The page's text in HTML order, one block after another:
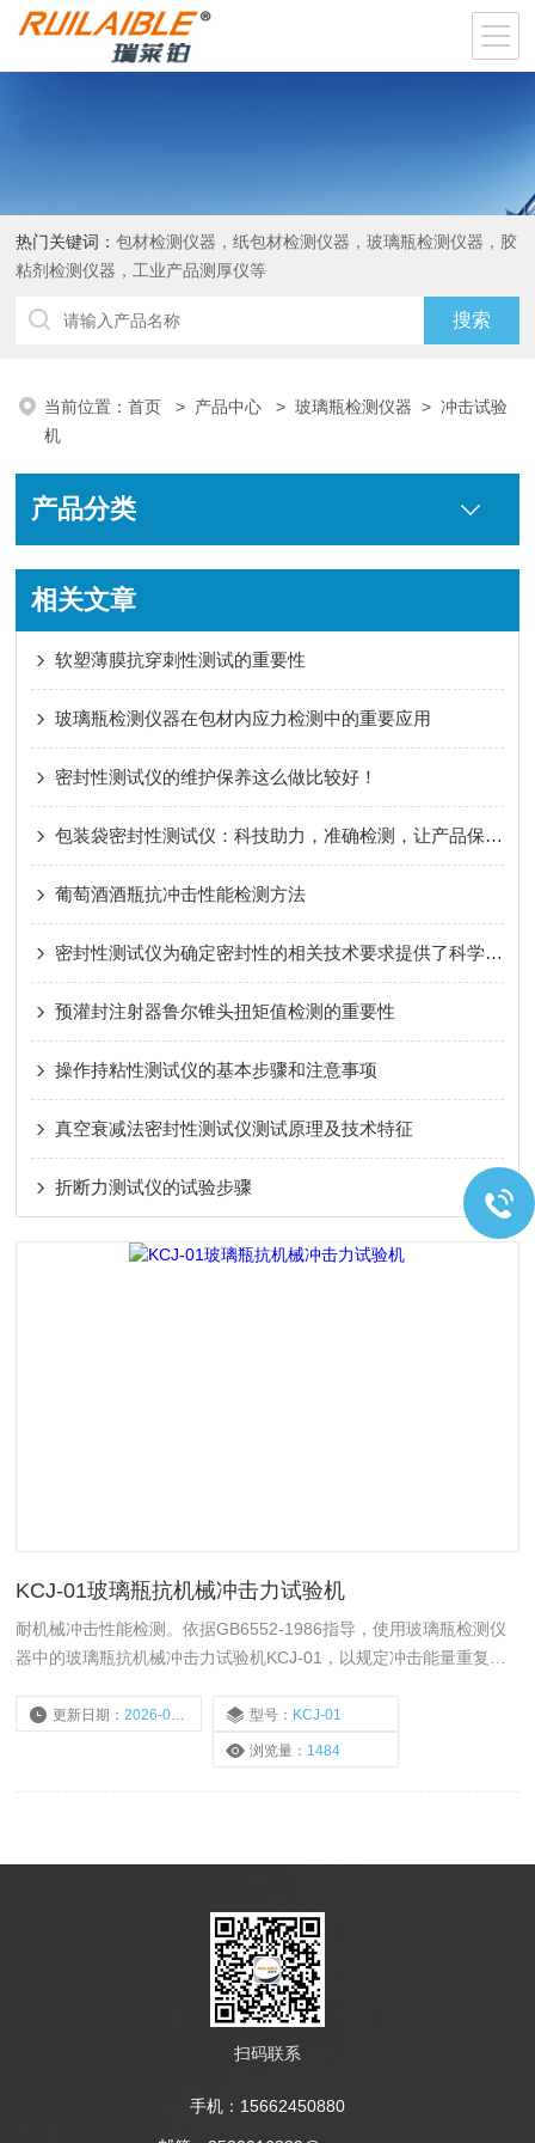
热门关键词：包材检测仪器，纸包材检测仪器，玻璃瓶检测仪器，胶
粘剂检测仪器，工业产品测厚仪等
当前位置：首页 > 产品中心 >玻璃瓶检测仪器 >冲击试验
机
产品分类
相关文章
软塑薄膜抗穿刺性测试的重要性
玻璃瓶检测仪器在包材内应力检测中的重要应用
密封性测试仪的维护保养这么做比较好！
包装袋密封性测试仪：科技助力，准确检测，让产品保鲜无忧
葡萄酒酒瓶抗冲击性能检测方法
密封性测试仪为确定密封性的相关技术要求提供了科学依据
预灌封注射器鲁尔锥头扭矩值检测的重要性
操作持粘性测试仪的基本步骤和注意事项
真空衰减法密封性测试仪测试原理及技术特征
折断力测试仪的试验步骤
KCJ-01玻璃瓶抗机械冲击力试验机
耐机械冲击性能检测。依据GB6552-1986指导，使用玻璃瓶检测仪
器中的玻璃瓶抗机械冲击力试验机KCJ-01，以规定冲击能量重复击
更新日期：2026-05-24 型号： KCJ-01
浏览量： 1484
扫码联系
手机：15662450880